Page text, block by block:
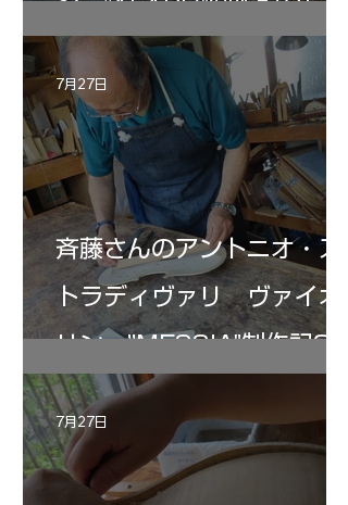
ン ”ALARD"制作記３5
斉藤さんのアントニオ・ス
トラディヴァリ ヴァイオ
リン ”MESSIA"制作記33
7月27日
7月27日